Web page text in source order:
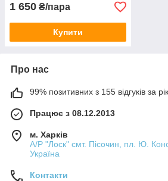
1 650 ₴/пара
Купити
Про нас
99% позитивних з 155 відгуків за рік
Працює з 08.12.2013
м. Харків
А/Р "Лоск" смт. Пісочин, пл. Ю.
Україна
Контакти